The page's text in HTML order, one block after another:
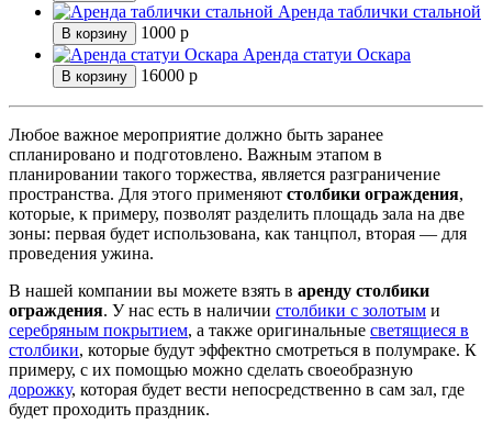
Аренда таблички стальной
В корзину 1000 р
Аренда статуи Оскара
В корзину 16000 р
Любое важное мероприятие должно быть заранее
спланировано и подготовлено. Важным этапом в
планировании такого торжества, является разграничение
пространства. Для этого применяют столбики ограждения,
которые, к примеру, позволят разделить площадь зала на две
зоны: первая будет использована, как танцпол, вторая — для
проведения ужина.
В нашей компании вы можете взять в аренду столбики
ограждения. У нас есть в наличии столбики с золотым и
серебряным покрытием, а также оригинальные светящиеся в
столбики, которые будут эффектно смотреться в полумраке. К
примеру, с их помощью можно сделать своеобразную
дорожку, которая будет вести непосредственно в сам зал, где
будет проходить праздник.